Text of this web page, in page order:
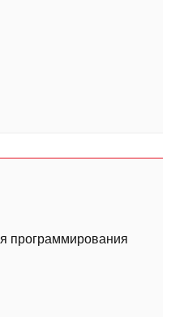
программирования